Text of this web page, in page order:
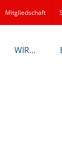
Mitgliedschaft
WIR…